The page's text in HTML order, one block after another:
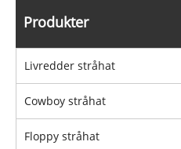
Produkter
Livredder stråhat
Cowboy stråhat
Floppy stråhat